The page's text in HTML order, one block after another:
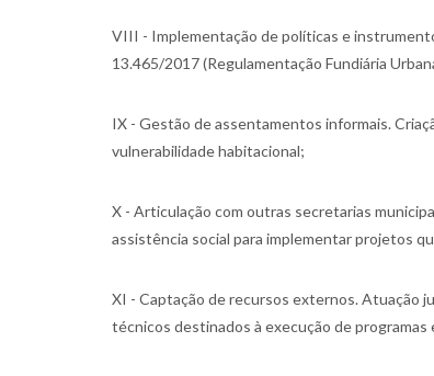
VIII - Implementação de políticas e
13.465/2017 (Regulamentação Fundiária
IX - Gestão de assentamentos informais.
vulnerabilidade habitacional;
X - Articulação com outras secretarias
assistência social para implementar projetos
XI - Captação de recursos externos. Atuação
técnicos destinados à execução de programas